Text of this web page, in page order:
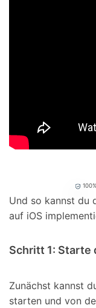
Und so kannst du
auf iOS
Schritt 1:
Zunächst kannst
starten und von